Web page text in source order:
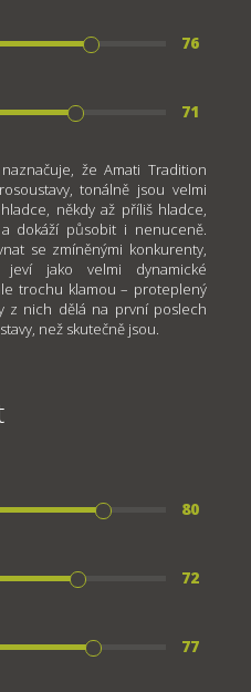
76
71
že Amati Tradition
tonálně jsou velmi
někdy až příliš hladce,
dokáží působit i nenuceně.
se zmíněnými konkurenty,
jako velmi dynamické
trochu klamou – proteplený
z nich dělá na první poslech
než skutečně jsou.
80
72
77